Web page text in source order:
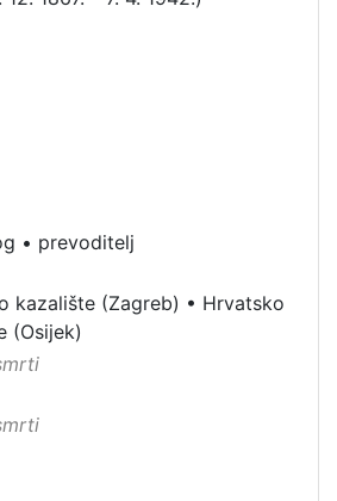
• prevoditelj
kazalište (Zagreb) • Hrvatsko
(Osijek)